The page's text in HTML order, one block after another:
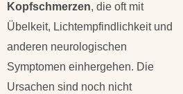
Kopfschmerzen, die oft mit
Übelkeit, Lichtempfindlichkeit und
anderen neurologischen
Symptomen einhergehen. Die
Ursachen sind noch nicht